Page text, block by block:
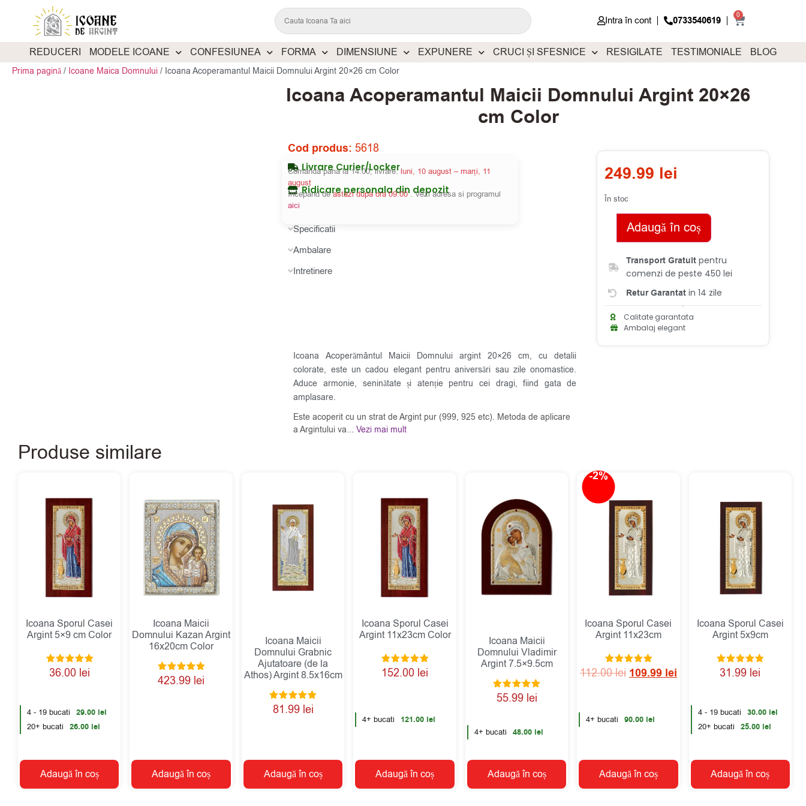
Intra în cont 0733540619 0
REDUCERI MODELE ICOANE CONFESIUNEA FORMA DIMENSIUNE EXPUNERE CRUCI ȘI SFESNICE RESIGILATE TESTIMONIALE BLOG
Prima pagină / Icoane Maica Domnului / Icoana Acoperamantul Maicii Domnului Argint 20×26 cm Color
Icoana Acoperamantul Maicii Domnului Argint 20×26
cm Color
Cod produs:5618
Livrare Curier/Locker
Comanda pana la 14:00, livrare:luni, 10 august – marți, 11
august
Ridicare personala din depozit
Incepand deastazi dupa ora 09:00. Vezi adresa si programul
aici
Specificatii
Ambalare
Intretinere
249.99 lei
În stoc
Adaugă în coș
Transport Gratuit pentru
comenzi de peste 450 lei
Retur Garantat in 14 zile
Calitate garantata
Ambalaj elegant
Icoana Acoperământul Maicii Domnului argint 20×26 cm, cu detalii
colorate, este un cadou elegant pentru aniversări sau zile onomastice.
Aduce armonie, seninătate și atenție pentru cei dragi, fiind gata de
amplasare.
Este acoperit cu un strat de Argint pur (999, 925 etc). Metoda de aplicare
a Argintului va...Vezi mai mult
Produse similare
Icoana Sporul Casei
Argint 5×9 cm Color
Evaluat la
5.00
36.00 lei
4 - 19 bucati 29.00 lei
20+ bucati 26.00 lei
Adaugă în coș
Icoana Maicii
Domnului Kazan Argint
16x20cm Color
Evaluat la
5.00
423.99 lei
Adaugă în coș
Icoana Maicii
Domnului Grabnic
Ajutatoare (de la
Athos) Argint 8.5x16cm
Evaluat la
5.00
81.99 lei
Adaugă în coș
Icoana Sporul Casei
Argint 11x23cm Color
Evaluat la
5.00
152.00 lei
4+ bucati 121.00 lei
Adaugă în coș
Icoana Maicii
Domnului Vladimir
Argint 7.5×9.5cm
Evaluat la
5.00
55.99 lei
4+ bucati 48.00 lei
Adaugă în coș
-2%
Icoana Sporul Casei
Argint 11x23cm
Evaluat la
5.00
112.00lei 109.99lei
4+ bucati 90.00 lei
Adaugă în coș
Icoana Sporul Casei
Argint 5x9cm
Evaluat la
4.91
31.99 lei
4 - 19 bucati 30.00 lei
20+ bucati 25.00 lei
Adaugă în coș